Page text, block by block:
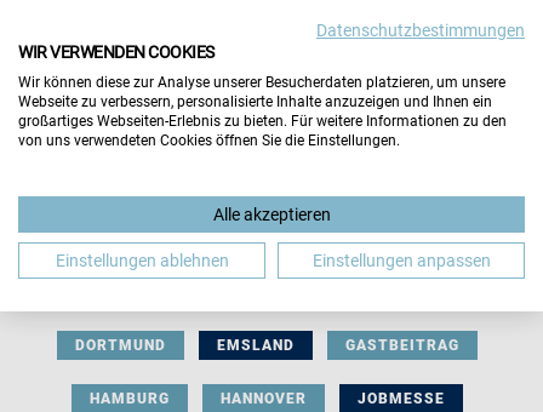
BERUFLICHE ORIENTIERUNG BEWERBUNG
DORTMUND EMSLAND GASTBEITRAG
HAMBURG HANNOVER JOBMESSE
Datenschutzbestimmungen
WIR VERWENDEN COOKIES
Wir können diese zur Analyse unserer Besucherdaten platzieren, um unsere
Webseite zu verbessern, personalisierte Inhalte anzuzeigen und Ihnen ein
großartiges Webseiten-Erlebnis zu bieten. Für weitere Informationen zu den
von uns verwendeten Cookies öffnen Sie die Einstellungen.
Alle akzeptieren
Einstellungen ablehnen Einstellungen anpassen